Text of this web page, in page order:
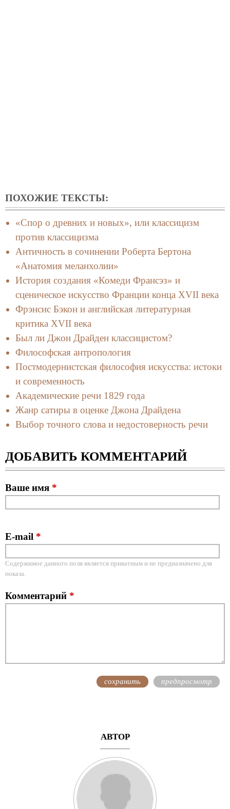
ПОХОЖИЕ ТЕКСТЫ:
«Спор о древних и новых», или классицизм
против классицизма
Античность в сочинении Роберта Бертона
«Анатомия меланхолии»
История создания «Комеди Франсэз» и
сценическое искусство Франции конца ХVII века
Фрэнсис Бэкон и английская литературная
критика XVII века
Был ли Джон Драйден классицистом?
Философская антропология
Постмодернистская философия искусства: истоки
и современность
Академические речи 1829 года
Жанр сатиры в оценке Джона Драйдена
Выбор точного слова и недостоверность речи
ДОБАВИТЬ КОММЕНТАРИЙ
Ваше имя *
E-mail *
Содержимое данного поля является приватным и не предназначено для
показа.
Комментарий *
АВТОР